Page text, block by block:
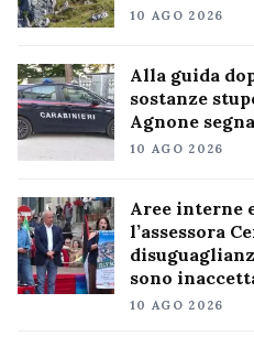
10 AGO 2026
Alla guida
sostanze
Agnone
10 AGO 2026
Aree interne
l’assessora
sono
10 AGO 2026